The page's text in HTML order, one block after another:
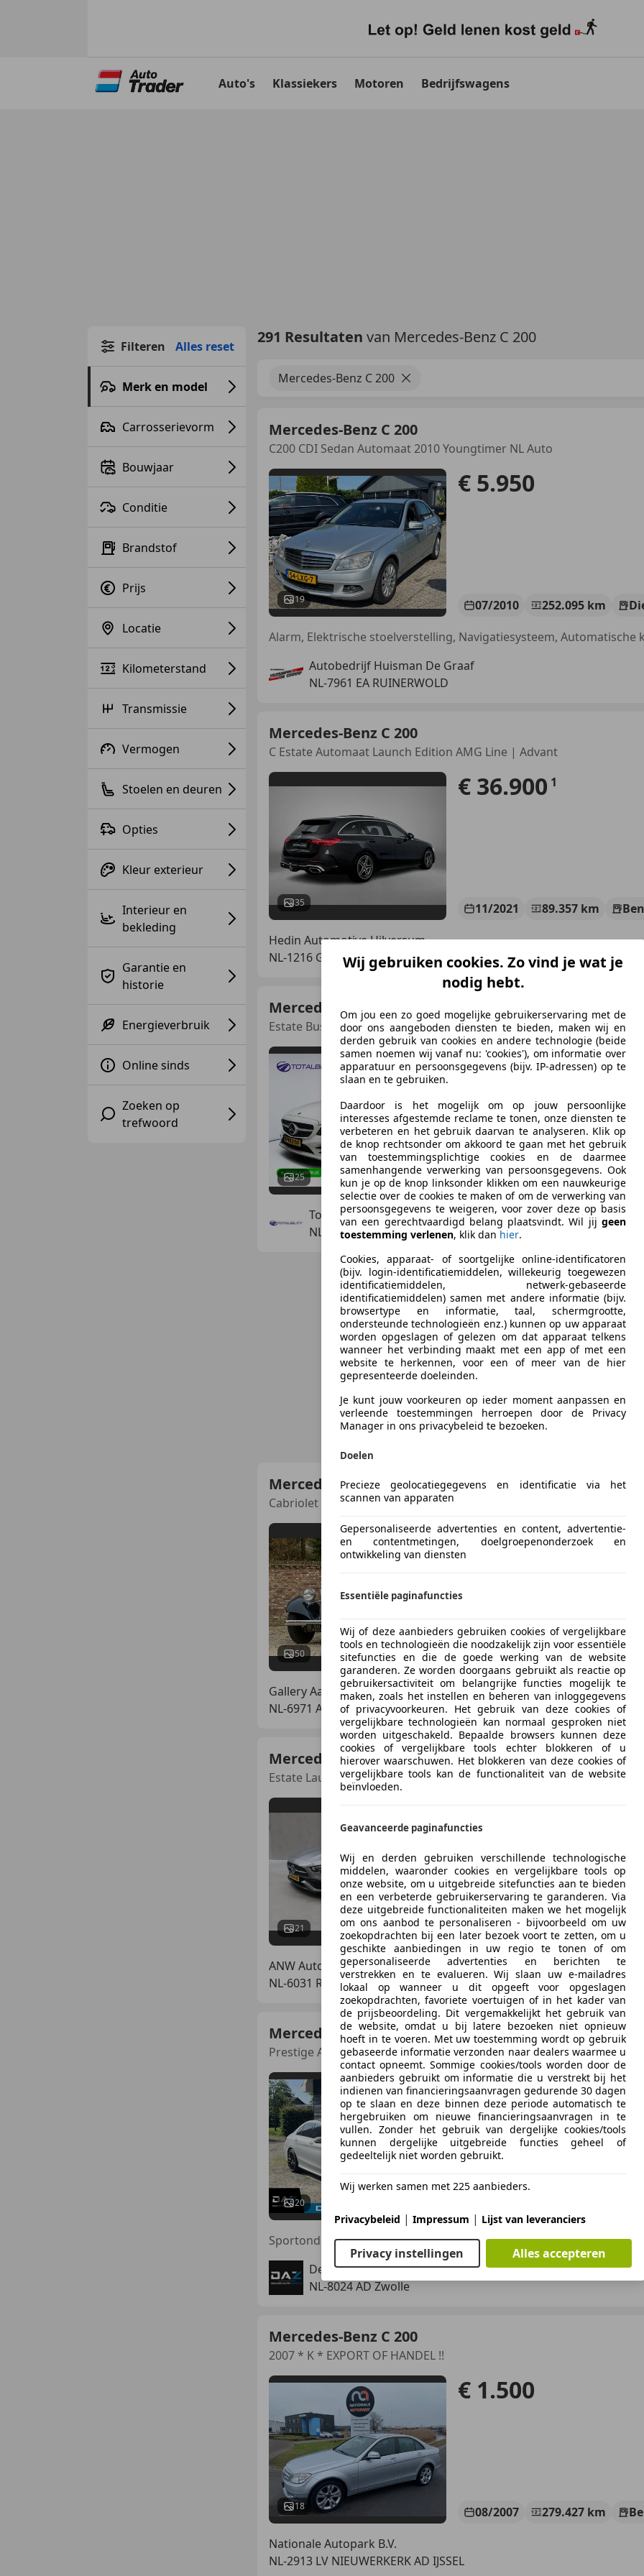
Auto's Klassiekers Motoren Bedrijfswagens
Filteren Alles reset
Merk en model
Carrosserievorm
Bouwjaar
Conditie
Brandstof
Prijs
Locatie
Kilometerstand
Transmissie
Vermogen
Stoelen en deuren
Opties
Kleur exterieur
Interieur en
bekleding
Garantie en
historie
Energieverbruik
Online sinds
Zoeken op
trefwoord
291 Resultaten van Mercedes-Benz C 200
Mercedes-Benz C 200
Mercedes-Benz C 200
C200 CDI Sedan Automaat 2010 Youngtimer NL Auto
19
€ 5.950
07/2010 252.095 km
Autobedrijf Huisman De Graaf
NL-7961 EA RUINERWOLD
Mercedes-Benz C 200
C Estate Automaat Launch Edition AMG Line | Advant
35
€ 36.900 1
11/2021 89.357 km
Hedin Automotive Hilversum
NL-1216 GK HILVERSUM
Mercedes-Benz C 200
Estate Business Solution AMG | Cruise | High Perfo
25
€ 27.950 1
11/2020 106.259 km
Totalbility B.V.
NL-9461 VC GIETEN
Mercedes-Benz C 200
Cabriolet "Bare metal-Frame off restoration" "Bare
50
€ 139.500
01/1935 39 km
Gallery Aaldering
NL-6971 AP BRUMMEN
Mercedes-Benz C 200
Estate Launch Edition AMG Line Panorama/Led/Night
21 10/2021 83.629 km
ANW Auto's
NL-6031 RK NEDERWEERT
Mercedes-Benz C 200
Prestige AMG Pakket/Aut/Ecc/Leer/Navi
20
€ 13.945
Dealer-auto Zwolle B.V.
NL-8024 AD Zwolle
Mercedes-Benz C 200
2007 * K * EXPORT OF HANDEL !!
18
€ 1.500
08/2007 279.427 km
Nationale Autopark B.V.
NL-2913 LV NIEUWERKERK AD IJSSEL
Wij gebruiken cookies. Zo vind je wat je
nodig hebt.
Om jou een zo goed mogelijke gebruikerservaring met de
door ons aangeboden diensten te bieden, maken wij en
derden gebruik van cookies en andere technologie (beide
samen noemen wij vanaf nu: 'cookies'), om informatie over
apparatuur en persoonsgegevens (bijv. IP-adressen) op te
slaan en te gebruiken.
Daardoor is het mogelijk om op jouw persoonlijke
interesses afgestemde reclame te tonen, onze diensten te
verbeteren en het gebruik daarvan te analyseren. Klik op
de knop rechtsonder om akkoord te gaan met het gebruik
van toestemmingsplichtige cookies en de daarmee
samenhangende verwerking van persoonsgegevens. Ook
kun je op de knop linksonder klikken om een nauwkeurige
selectie over de cookies te maken of om de verwerking van
persoonsgegevens te weigeren, voor zover deze op basis
van een gerechtvaardigd belang plaatsvindt. Wil jij geen
toestemming verlenen, klik dan hier.
Cookies, apparaat- of soortgelijke online-identificatoren
(bijv. login-identificatiemiddelen, willekeurig toegewezen
identificatiemiddelen, netwerk-gebaseerde
identificatiemiddelen) samen met andere informatie (bijv.
browsertype en informatie, taal, schermgrootte,
ondersteunde technologieën enz.) kunnen op uw apparaat
worden opgeslagen of gelezen om dat apparaat telkens
wanneer het verbinding maakt met een app of met een
website te herkennen, voor een of meer van de hier
gepresenteerde doeleinden.
Je kunt jouw voorkeuren op ieder moment aanpassen en
verleende toestemmingen herroepen door de Privacy
Manager in ons privacybeleid te bezoeken.
Doelen
Precieze geolocatiegegevens en identificatie via het
scannen van apparaten
Gepersonaliseerde advertenties en content, advertentie-
en contentmetingen, doelgroepenonderzoek en
ontwikkeling van diensten
Essentiële paginafuncties
Wij of deze aanbieders gebruiken cookies of vergelijkbare
tools en technologieën die noodzakelijk zijn voor essentiële
sitefuncties en die de goede werking van de website
garanderen. Ze worden doorgaans gebruikt als reactie op
gebruikersactiviteit om belangrijke functies mogelijk te
maken, zoals het instellen en beheren van inloggegevens
of privacyvoorkeuren. Het gebruik van deze cookies of
vergelijkbare technologieën kan normaal gesproken niet
worden uitgeschakeld. Bepaalde browsers kunnen deze
cookies of vergelijkbare tools echter blokkeren of u
hierover waarschuwen. Het blokkeren van deze cookies of
vergelijkbare tools kan de functionaliteit van de website
beïnvloeden.
Geavanceerde paginafuncties
Wij en derden gebruiken verschillende technologische
middelen, waaronder cookies en vergelijkbare tools op
onze website, om u uitgebreide sitefuncties aan te bieden
en een verbeterde gebruikerservaring te garanderen. Via
deze uitgebreide functionaliteiten maken we het mogelijk
om ons aanbod te personaliseren - bijvoorbeeld om uw
zoekopdrachten bij een later bezoek voort te zetten, om u
geschikte aanbiedingen in uw regio te tonen of om
gepersonaliseerde advertenties en berichten te
verstrekken en te evalueren. Wij slaan uw e-mailadres
lokaal op wanneer u dit opgeeft voor opgeslagen
zoekopdrachten, favoriete voertuigen of in het kader van
de prijsbeoordeling. Dit vergemakkelijkt het gebruik van
de website, omdat u bij latere bezoeken niet opnieuw
hoeft in te voeren. Met uw toestemming wordt op gebruik
gebaseerde informatie verzonden naar dealers waarmee u
contact opneemt. Sommige cookies/tools worden door de
aanbieders gebruikt om informatie die u verstrekt bij het
indienen van financieringsaanvragen gedurende 30 dagen
op te slaan en deze binnen deze periode automatisch te
hergebruiken om nieuwe financieringsaanvragen in te
vullen. Zonder het gebruik van dergelijke cookies/tools
kunnen dergelijke uitgebreide functies geheel of
gedeeltelijk niet worden gebruikt.
Wij werken samen met 225 aanbieders.
Privacybeleid | Impressum | Lijst van leveranciers
Privacy instellingen Alles accepteren